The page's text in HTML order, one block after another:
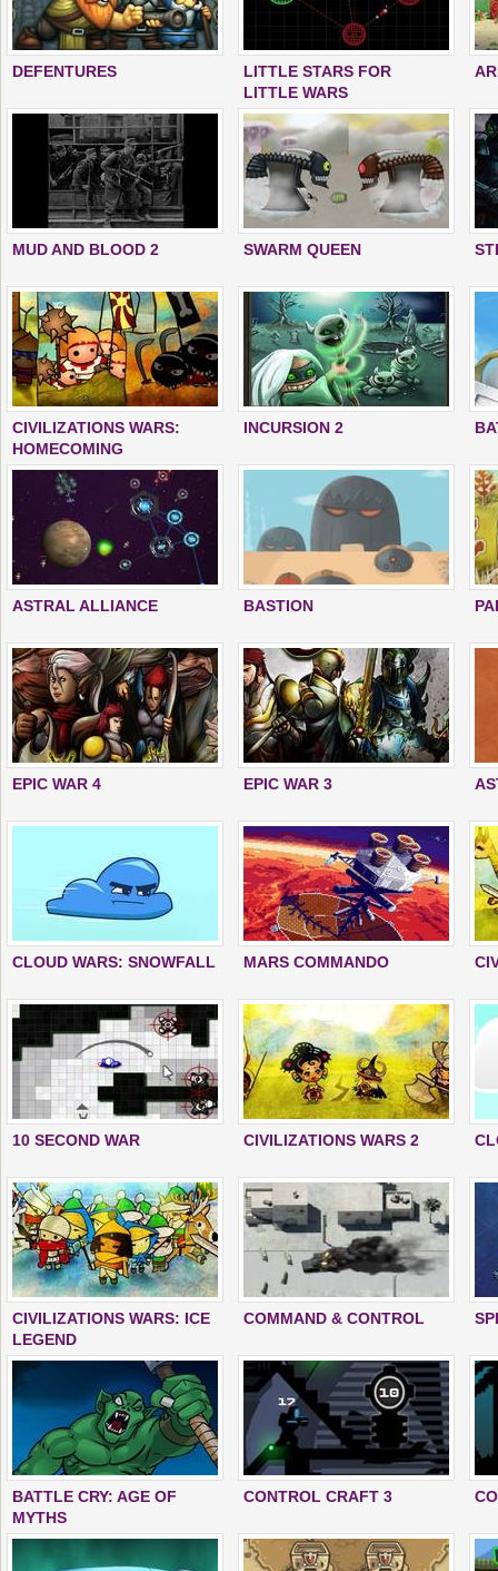
DEFENTURES
LITTLE STARS FOR
LITTLE WARS
MUD AND BLOOD 2 SWARM QUEEN
CIVILIZATIONS WARS:
HOMECOMING
INCURSION 2
ASTRAL ALLIANCE BASTION
EPIC WAR 4 EPIC WAR 3
CLOUD WARS: SNOWFALL MARS COMMANDO
10 SECOND WAR CIVILIZATIONS WARS 2
CIVILIZATIONS WARS: ICE
LEGEND
COMMAND & CONTROL
BATTLE CRY: AGE OF
MYTHS
CONTROL CRAFT 3